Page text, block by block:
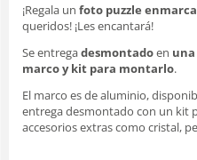
¡Regala un foto puzzle
queridos! ¡Les encantará!
Se entregadesmontadoen
marco y kit para montarlo.
El marco es de aluminio,
entrega desmontado con un kit
accesorios extras como cristal,